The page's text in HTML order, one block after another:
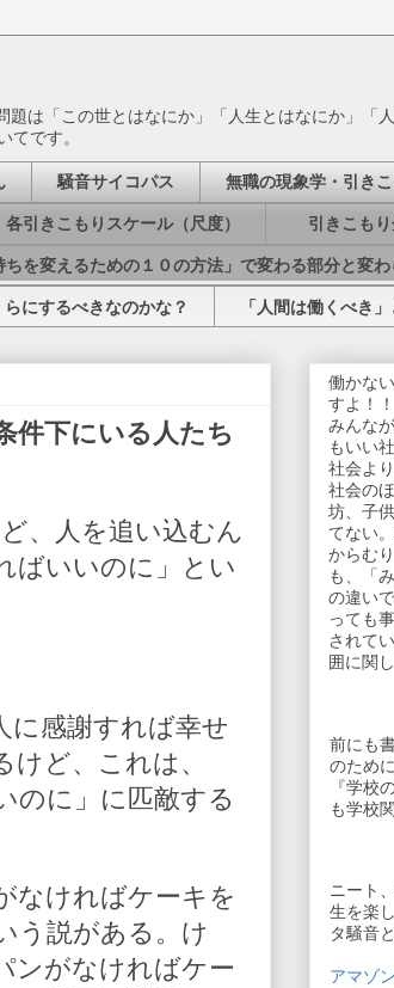
は「この世とはなにか」「人生とはなにか」「
てです。
騒音サイコパス 無職の現象学・引き
各引きこもりスケール（尺度） 引きこもり
ちを変えるための１０の方法」で変わる部分と変
にするべきなのかな？ 「人間は働くべき
件下にいる人たち
、人を追い込むん
ばいいのに」とい
に感謝すれば幸せ
ど、これは、
のに」に匹敵する
なければケーキを
う説がある。け
ンがなければケー
働かな
すよ！！
みんな
もいい
社会よ
社会の
坊、子
てない
からむ
も、「
の違い
っても
されて
囲に関
前にも
のため
『学校
も学校
ニート
生を楽
タ騒音
アマゾ